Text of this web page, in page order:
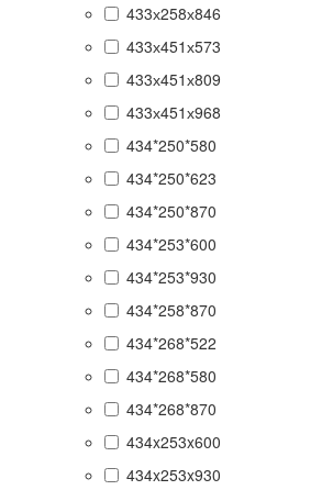
433х258х846
433х451х573
433х451х809
433х451х968
434*250*580
434*250*623
434*250*870
434*253*600
434*253*930
434*258*870
434*268*522
434*268*580
434*268*870
434x253x600
434x253x930